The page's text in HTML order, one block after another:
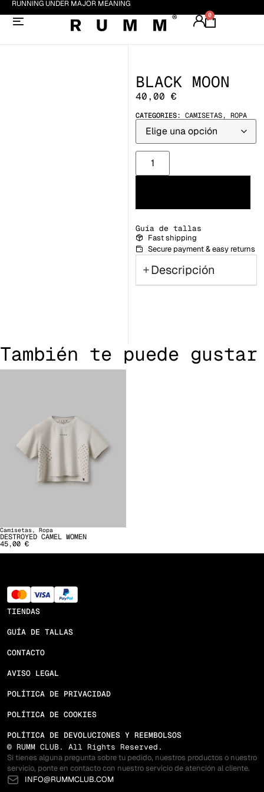
RUNNING UNDER MAJOR MEANING
0
BLACK MOON
40,00€
CATEGORIES:CAMISETAS,ROPA
Guía de tallas
Fast shipping
Secure payment & easy returns
Descripción
También te puede gustar
Camisetas,Ropa
DESTROYED CAMEL WOMEN
45,00 €
TIENDAS
GUÍA DE TALLAS
CONTACTO
AVISO LEGAL
POLÍTICA DE PRIVACIDAD
POLÍTICA DE COOKIES
POLÍTICA DE DEVOLUCIONES Y REEMBOLSOS
© RUMM CLUB. All Rights Reserved.
Si tienes alguna pregunta sobre tu pedido, nuestros productos o nuestro
servicio, ponte en contacto con nuestro servicio de atención al cliente.
INFO@RUMMCLUB.COM